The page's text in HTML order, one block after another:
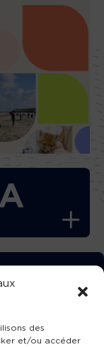
des
et/ou accéder
!